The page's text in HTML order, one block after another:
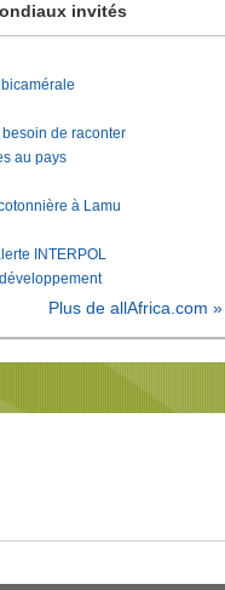
invités
de raconter
au pays
à Lamu
INTERPOL
Plus de allAfrica.com »